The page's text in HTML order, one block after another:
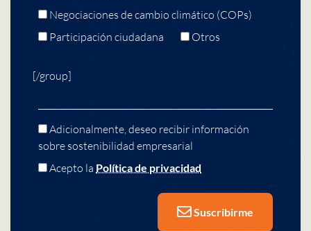
Negociaciones de cambio climático (COPs)
Participación ciudadana
Otros
[/group]
Adicionalmente, deseo recibir información
sobre sostenibilidad empresarial
Acepto la Política de privacidad
Suscribirme